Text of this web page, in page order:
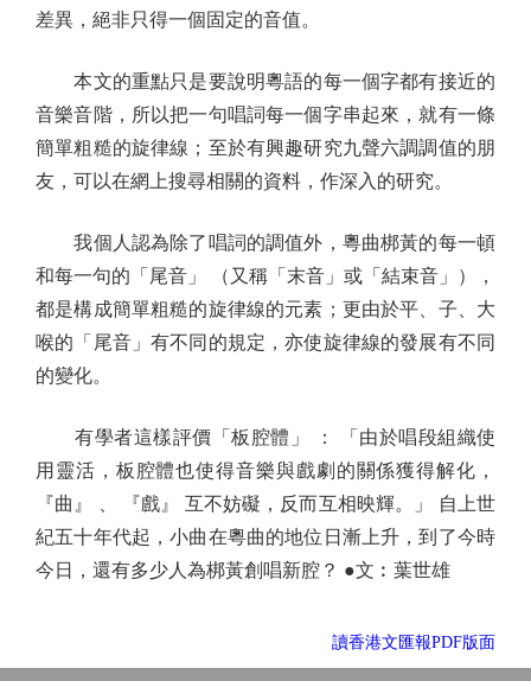
差異，絕非只得一個固定的音值。
本文的重點只是要說明粵語的每一個字都有接近的
音樂音階，所以把一句唱詞每一個字串起來，就有一條
簡單粗糙的旋律線；至於有興趣研究九聲六調調值的朋
友，可以在網上搜尋相關的資料，作深入的研究。
我個人認為除了唱詞的調值外，粵曲梆黃的每一頓
和每一句的「尾音」 （又稱「末音」或「結束音」），
都是構成簡單粗糙的旋律線的元素；更由於平、子、大
喉的「尾音」有不同的規定，亦使旋律線的發展有不同
的變化。
有學者這樣評價「板腔體」 ： 「由於唱段組織使
用靈活，板腔體也使得音樂與戲劇的關係獲得解化，
『曲』 、 『戲』 互不妨礙，反而互相映輝。」 自上世
紀五十年代起，小曲在粵曲的地位日漸上升，到了今時
今日，還有多少人為梆黃創唱新腔？ ●文︰葉世雄
讀香港文匯報PDF版面